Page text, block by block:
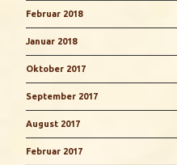
Februar 2018
Januar 2018
Oktober 2017
September 2017
August 2017
Februar 2017